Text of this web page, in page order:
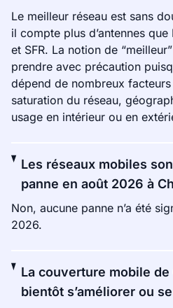
Le meilleur réseau est sans
il compte plus d’antennes
et SFR. La notion de
prendre avec précaution
dépend de nombreux
saturation du réseau,
usage en intérieur ou en
Les réseaux mobiles
panne en août 2026 à
Non, aucune panne n’a été
2026.
La couverture mobile
bientôt s’améliorer ou